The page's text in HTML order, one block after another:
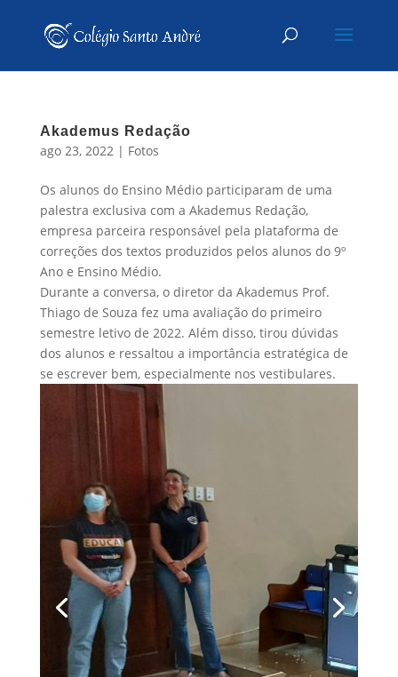
Akademus Redação
ago 23, 2022| Fotos
Os alunos do Ensino Médio participaram de uma
palestra exclusiva com a Akademus Redação,
empresa parceira responsável pela plataforma de
correções dos textos produzidos pelos alunos do 9º
Ano e Ensino Médio.
Durante a conversa, o diretor da Akademus Prof.
Thiago de Souza fez uma avaliação do primeiro
semestre letivo de 2022. Além disso, tirou dúvidas
dos alunos e ressaltou a importância estratégica de
se escrever bem, especialmente nos vestibulares.